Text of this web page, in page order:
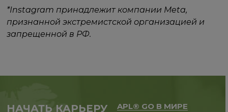
*Instagram принадлежит компании Meta,
признанной экстремистской организацией и
запрещенной в РФ.
НАЧАТЬ КАРЬЕРУ
APL® GO В МИРЕ